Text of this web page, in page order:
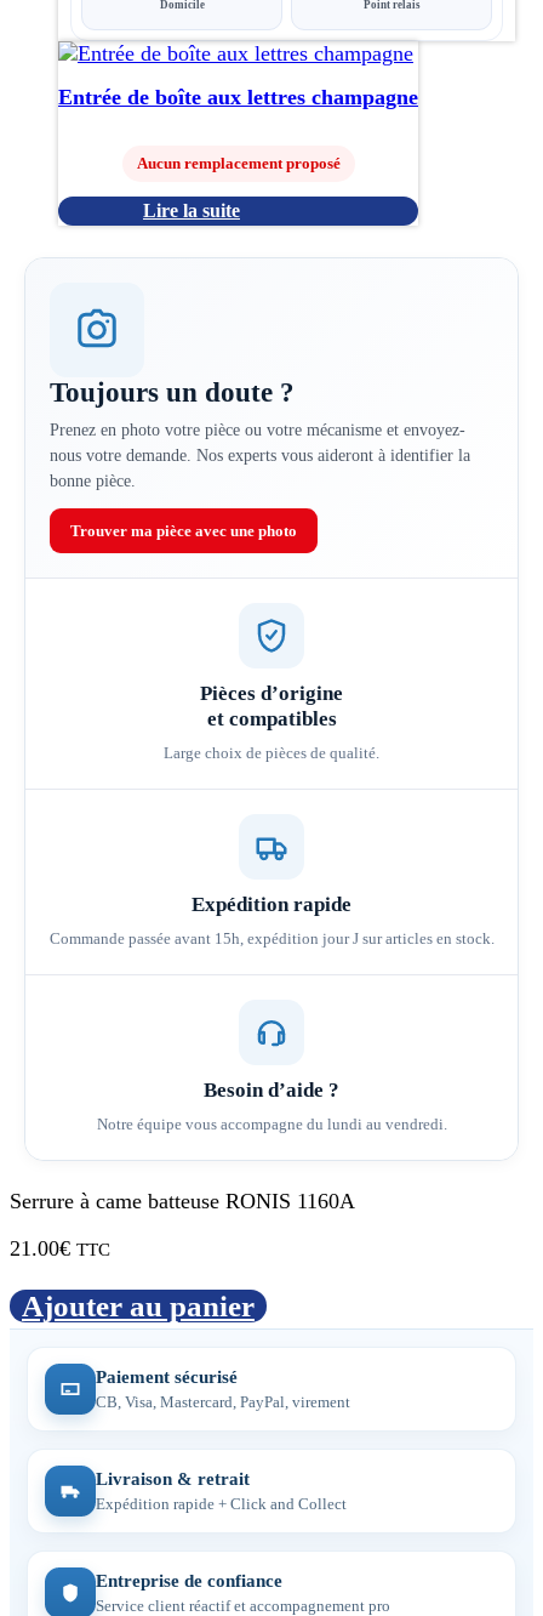
1.50€.1.00€.
Domicile Point relais
Entrée de boîte aux lettres champagne
Aucun remplacement proposé
Lire la suite
Toujours un doute ?
Prenez en photo votre pièce ou votre mécanisme et envoyez-
nous votre demande. Nos experts vous aideront à identifier la
bonne pièce.
Trouver ma pièce avec une photo
Pièces d’origine
et compatibles
Large choix de pièces de qualité.
Expédition rapide
Commande passée avant 15h, expédition jour J sur articles en stock.
Besoin d’aide ?
Notre équipe vous accompagne du lundi au vendredi.
Serrure à came batteuse RONIS 1160A
21.00€ TTC
Ajouter au panier
Paiement sécurisé
CB, Visa, Mastercard, PayPal, virement
Livraison & retrait
Expédition rapide + Click and Collect
Entreprise de confiance
Service client réactif et accompagnement pro